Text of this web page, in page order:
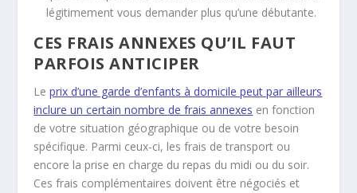
légitimement vous demander plus qu’une débutante.
CES FRAIS ANNEXES QU’IL FAUT
PARFOIS ANTICIPER
Leprix d’une garde d’enfants à domicile peut par ailleurs
inclure un certain nombre de frais annexes en fonction
de votre situation géographique ou de votre besoin
spécifique. Parmi ceux-ci, les frais de transport ou
encore la prise en charge du repas du midi ou du soir.
Ces frais complémentaires doivent être négociés et